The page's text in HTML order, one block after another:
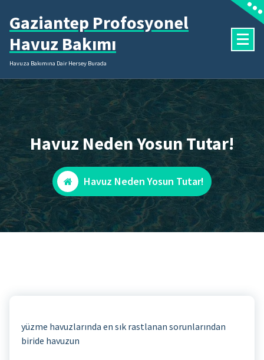
geçGaziantep Profosyonel
Havuz Bakımı
Havuza Bakımına Dair Hersey Burada
Havuz Neden Yosun Tutar!
Havuz Neden Yosun Tutar!
yüzme havuzlarında en sık rastlanan sorunlarından
biride havuzun